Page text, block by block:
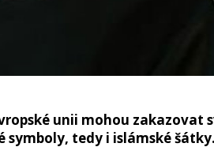
unii mohou zakazovat
symboly, tedy i islámské